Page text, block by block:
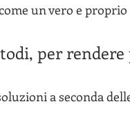
un vero e
per
a seconda